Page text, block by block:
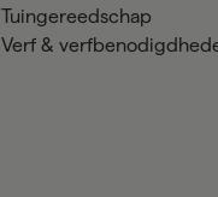
Tuingereedschap
Verf &